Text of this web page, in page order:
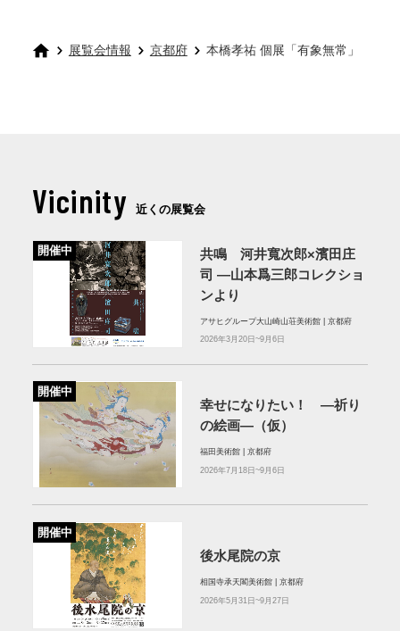
展覧会情報 京都府 本橋孝祐 個展「有象無常」
Vicinity 近くの展覧会
開催中
共鳴 河井寬次郎×濱田庄
司 ―山本爲三郎コレクショ
ンより
アサヒグループ大山崎山荘美術館 | 京都府
2026年3月20日~9月6日
開催中
幸せになりたい！ ―祈り
の絵画―（仮）
福田美術館 | 京都府
2026年7月18日~9月6日
開催中
後水尾院の京
相国寺承天閣美術館 | 京都府
2026年5月31日~9月27日